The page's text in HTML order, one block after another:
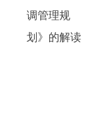
调管理规
划》的解读